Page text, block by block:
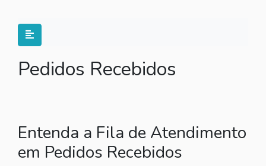
Pedidos Recebidos
Entenda a Fila de Atendimento
em Pedidos Recebidos